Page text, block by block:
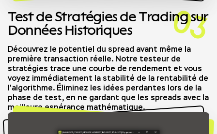
03
Test de Stratégies de Trading sur
Données Historiques
Découvrez le potentiel du spread avant même la
première transaction réelle. Notre testeur de
stratégies trace une courbe de rendement et vous
voyez immédiatement la stabilité de la rentabilité de
l'algorithme. Éliminez les idées perdantes lors de la
phase de test, en ne gardant que les spreads avec la
meilleure espérance mathématique.